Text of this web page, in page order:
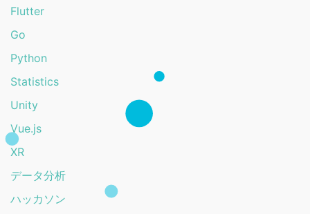
Flutter
Go
Python
Statistics
Unity
Vue.js
XR
データ分析
ハッカソン